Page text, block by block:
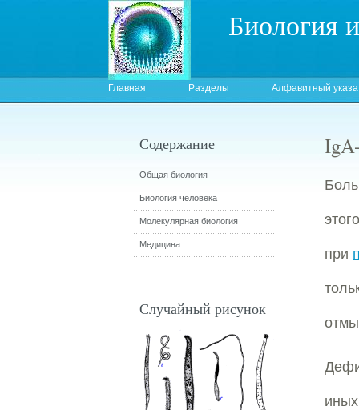
Биология
Главная Разделы Алфавитный
при
Содержание
Общая биология
Биология человека
Молекулярная биология
Медицина
Случайный рисунок